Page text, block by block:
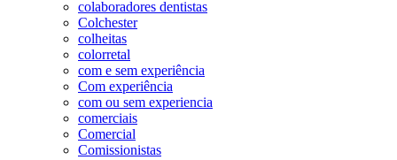
colaboradores dentistas
Colchester
colheitas
colorretal
com e sem experiência
Com experiência
com ou sem experiencia
comerciais
Comercial
Comissionistas